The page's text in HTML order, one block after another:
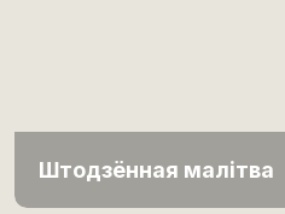
Штодзённая малітва